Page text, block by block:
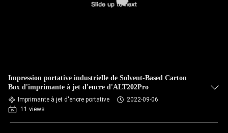
Impression portative industrielle de Solvent-Based Carton
Box d'imprimante à jet d'encre d'ALT202Pro
Imprimante à jet d'encre portative
2022-09-06
11 views